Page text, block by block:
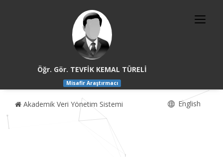
Öğr. Gör. TEVFİK KEMAL TÜRELİ
Misafir Araştırmacı
Akademik Veri Yönetim Sistemi English